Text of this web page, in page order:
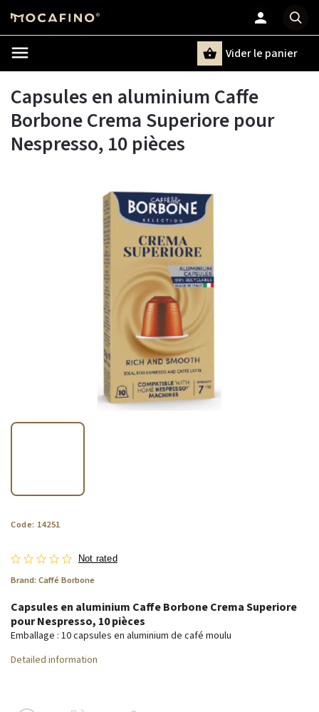
Chercher
Vider le panier
Capsules en aluminium Caffe
Borbone Crema Superiore pour
Nespresso, 10 pièces
Code: 14251
Not rated
Brand: Caffé Borbone
Capsules en aluminium Caffe Borbone Crema Superiore
pour Nespresso, 10 pièces
Emballage : 10 capsules en aluminium de café moulu
Detailed information